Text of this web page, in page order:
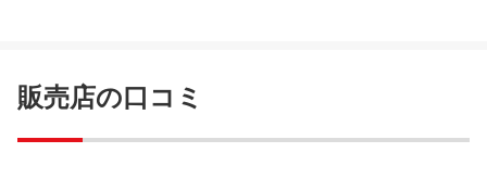
販売店の口コミ